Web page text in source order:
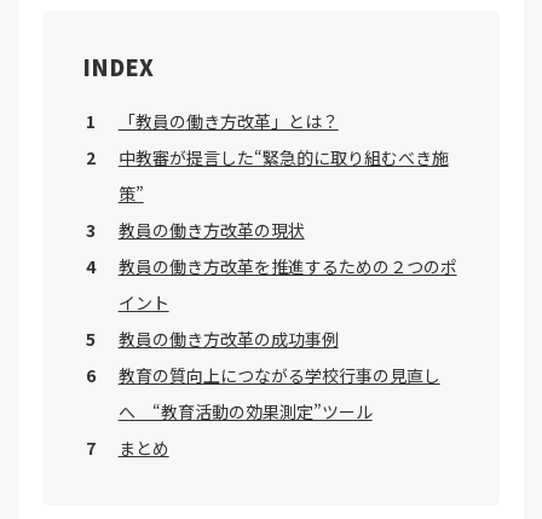
INDEX
「教員の働き方改革」とは？
中教審が提言した“緊急的に取り組むべき施
策”
教員の働き方改革の現状
教員の働き方改革を推進するための２つのポ
イント
教員の働き方改革の成功事例
教育の質向上につながる学校行事の見直し
へ “教育活動の効果測定”ツール
まとめ